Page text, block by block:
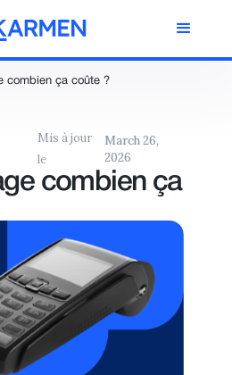
combien ça coûte ?
Mis à jour
le
March 26,
2026
combien ça